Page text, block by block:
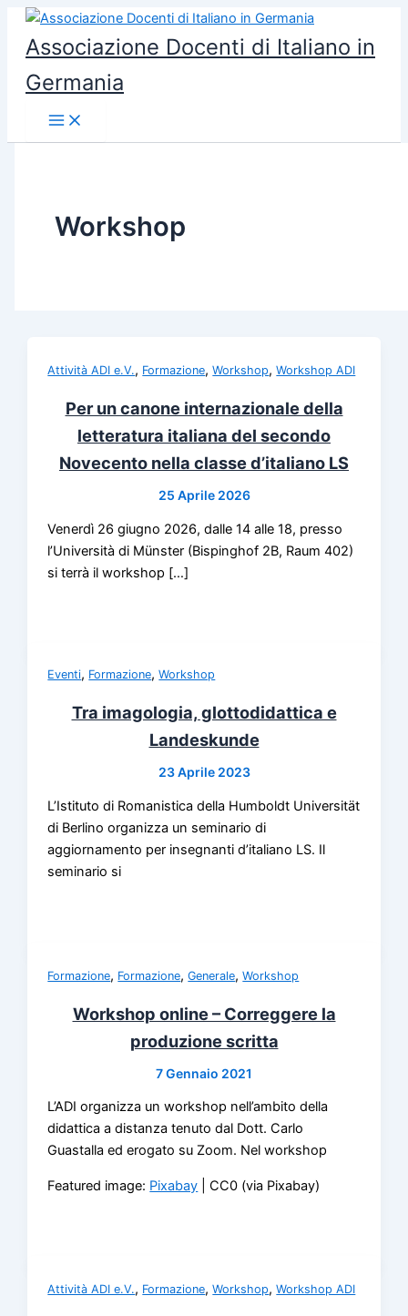
contenuto
Associazione Docenti di Italiano in
Germania
Workshop
Attività ADI e.V., Formazione,Workshop,Workshop ADI
Per un canone internazionale della
letteratura italiana del secondo
Novecento nella classe d’italiano LS
25 Aprile 2026
Venerdì 26 giugno 2026, dalle 14 alle 18, presso
l’Università di Münster (Bispinghof 2B, Raum 402)
si terrà il workshop […]
Eventi, Formazione,Workshop
Tra imagologia, glottodidattica e
Landeskunde
23 Aprile 2023
L’Istituto di Romanistica della Humboldt Universität
di Berlino organizza un seminario di
aggiornamento per insegnanti d’italiano LS. Il
seminario si
Formazione, Formazione,Generale,Workshop
Workshop online – Correggere la
produzione scritta
7 Gennaio 2021
L’ADI organizza un workshop nell’ambito della
didattica a distanza tenuto dal Dott. Carlo
Guastalla ed erogato su Zoom. Nel workshop
Featured image: Pixabay | CC0 (via Pixabay)
Attività ADI e.V., Formazione,Workshop,Workshop ADI